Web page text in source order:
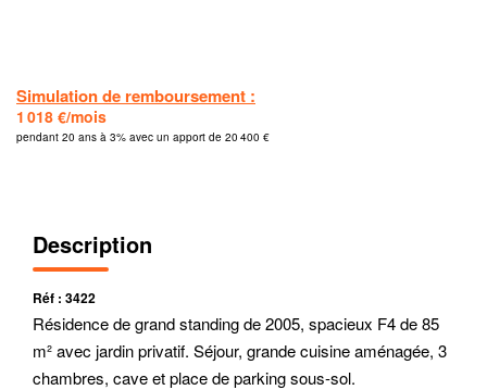
Simulation de remboursement :
1 018 €/mois
pendant 20 ans à 3% avec un apport de 20 400 €
Description
Réf : 3422
Résidence de grand standing de 2005, spacieux F4 de 85
m² avec jardin privatif. Séjour, grande cuisine aménagée, 3
chambres, cave et place de parking sous-sol.